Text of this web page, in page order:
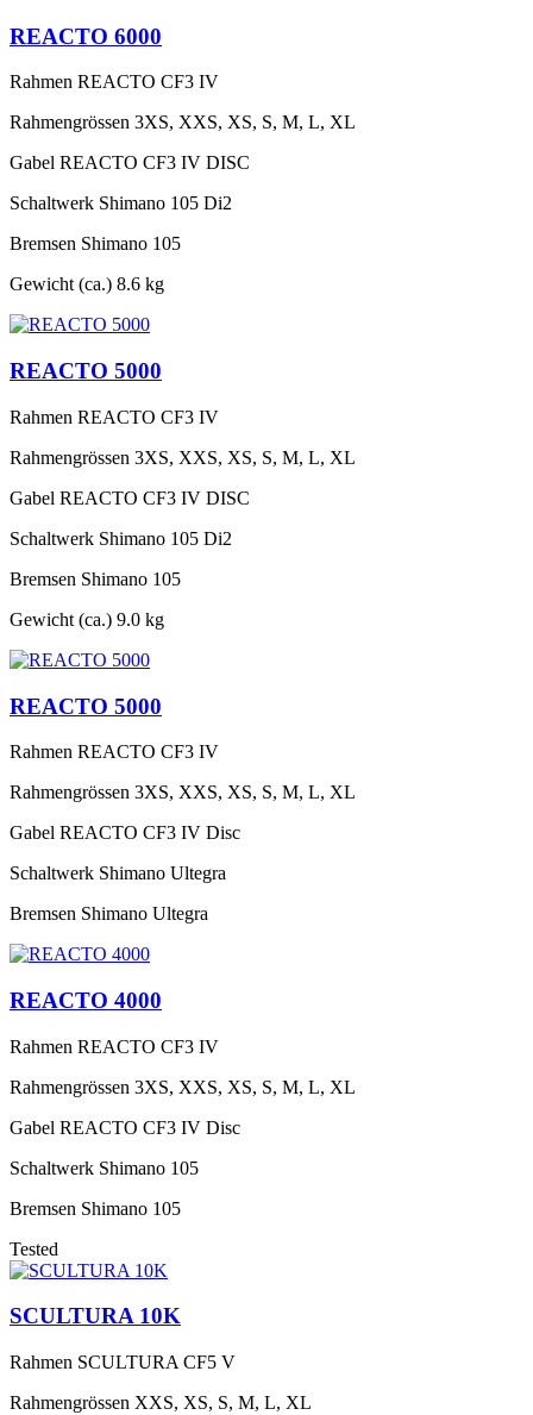
REACTO 6000
Rahmen REACTO CF3 IV
Rahmengrössen 3XS, XXS, XS, S, M, L, XL
Gabel REACTO CF3 IV DISC
Schaltwerk Shimano 105 Di2
Bremsen Shimano 105
Gewicht (ca.) 8.6 kg
REACTO 5000
Rahmen REACTO CF3 IV
Rahmengrössen 3XS, XXS, XS, S, M, L, XL
Gabel REACTO CF3 IV DISC
Schaltwerk Shimano 105 Di2
Bremsen Shimano 105
Gewicht (ca.) 9.0 kg
REACTO 5000
Rahmen REACTO CF3 IV
Rahmengrössen 3XS, XXS, XS, S, M, L, XL
Gabel REACTO CF3 IV Disc
Schaltwerk Shimano Ultegra
Bremsen Shimano Ultegra
REACTO 4000
Rahmen REACTO CF3 IV
Rahmengrössen 3XS, XXS, XS, S, M, L, XL
Gabel REACTO CF3 IV Disc
Schaltwerk Shimano 105
Bremsen Shimano 105
Tested
SCULTURA 10K
Rahmen SCULTURA CF5 V
Rahmengrössen XXS, XS, S, M, L, XL